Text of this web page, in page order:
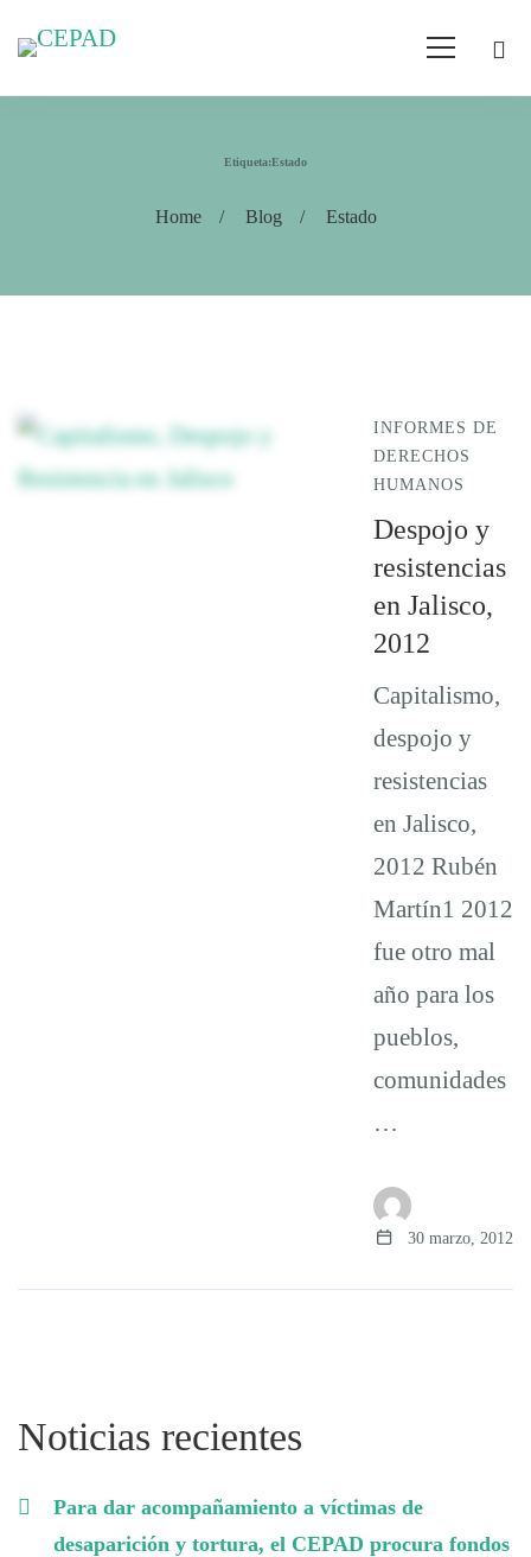
Etiqueta:Estado
Home Blog Estado
INFORMES DE
DERECHOS
HUMANOS
Despojo y
resistencias
en Jalisco,
2012
Capitalismo,
despojo y
resistencias
en Jalisco,
2012 Rubén
Martín1 2012
fue otro mal
año para los
pueblos,
comunidades
…
30 marzo, 2012
Noticias recientes
Para dar acompañamiento a víctimas de
desaparición y tortura, el CEPAD procura fondos